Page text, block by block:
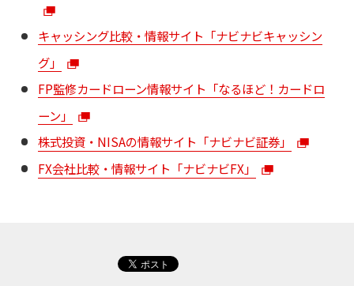
キャッシング比較・情報サイト「ナビナビキャッシン
グ」
FP監修カードローン情報サイト「なるほど！カードロ
ーン」
株式投資・NISAの情報サイト「ナビナビ証券」
FX会社比較・情報サイト「ナビナビFX」